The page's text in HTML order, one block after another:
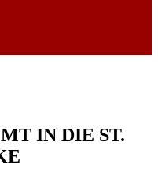
IN DIE ST.